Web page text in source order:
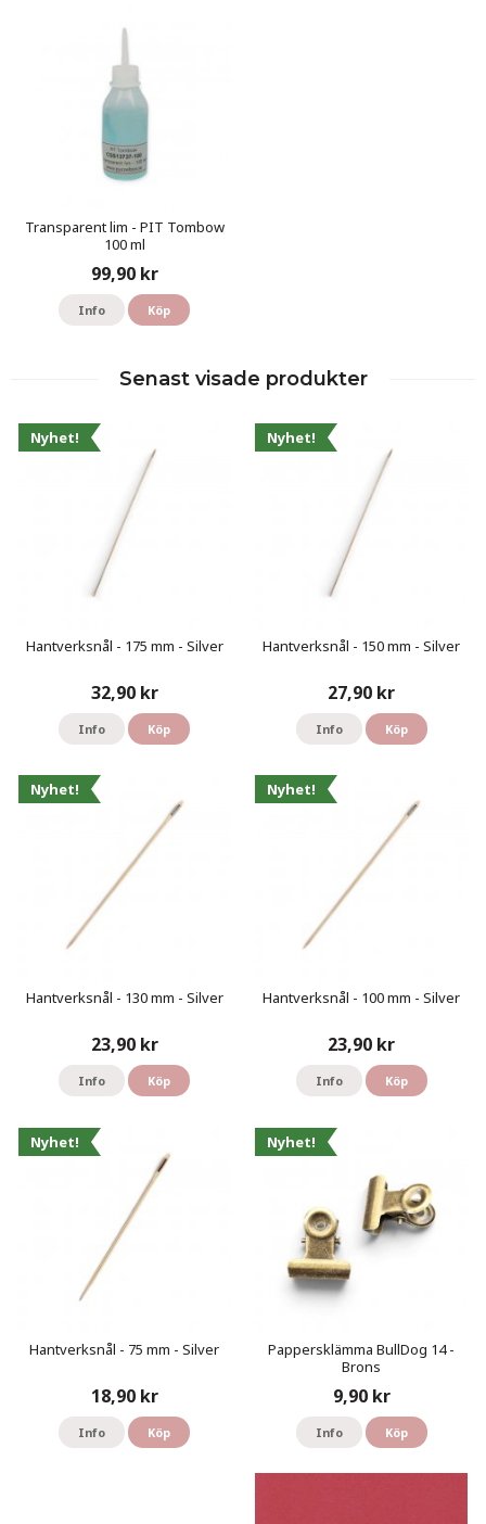
Transparent lim - PIT Tombow
100 ml
99,90 kr
Info Köp
Senast visade produkter
Nyhet!
Hantverksnål - 175 mm - Silver
32,90 kr
Info Köp
Nyhet!
Hantverksnål - 150 mm - Silver
27,90 kr
Info Köp
Nyhet!
Hantverksnål - 130 mm - Silver
23,90 kr
Info Köp
Nyhet!
Hantverksnål - 100 mm - Silver
23,90 kr
Info Köp
Nyhet!
Hantverksnål - 75 mm - Silver
18,90 kr
Info Köp
Nyhet!
Pappersklämma BullDog 14 -
Brons
9,90 kr
Info Köp